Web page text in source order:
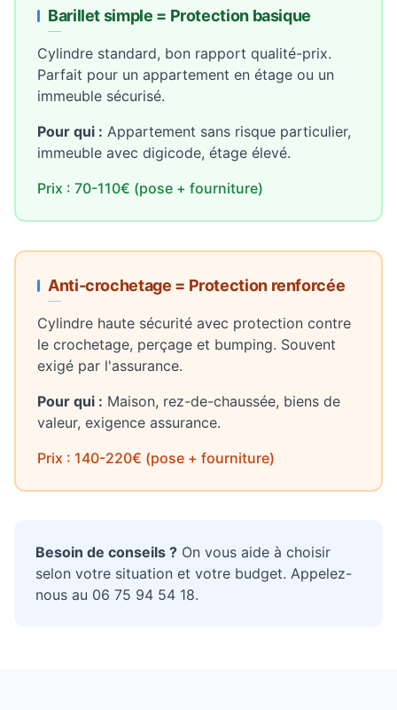
Barillet simple = Protection basique
Cylindre standard, bon rapport qualité-prix.
Parfait pour un appartement en étage ou un
immeuble sécurisé.
Pour qui : Appartement sans risque particulier,
immeuble avec digicode, étage élevé.
Prix : 70-110€ (pose + fourniture)
Anti-crochetage = Protection renforcée
Cylindre haute sécurité avec protection contre
le crochetage, perçage et bumping. Souvent
exigé par l'assurance.
Pour qui : Maison, rez-de-chaussée, biens de
valeur, exigence assurance.
Prix : 140-220€ (pose + fourniture)
Besoin de conseils ? On vous aide à choisir
selon votre situation et votre budget. Appelez-
nous au 06 75 94 54 18.